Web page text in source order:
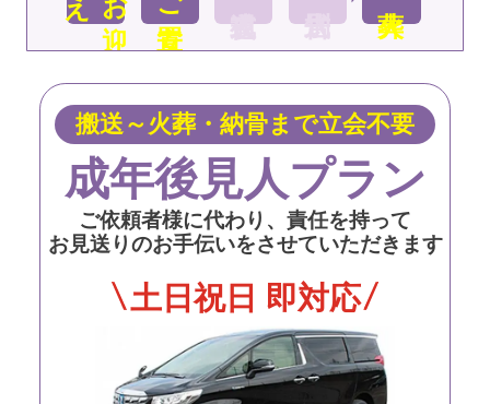
搬送～火葬・納骨まで立会不要
成年後見人プラン
ご依頼者様に代わり、責任を持って
お見送りのお手伝いをさせていただきます
土日祝日 即対応